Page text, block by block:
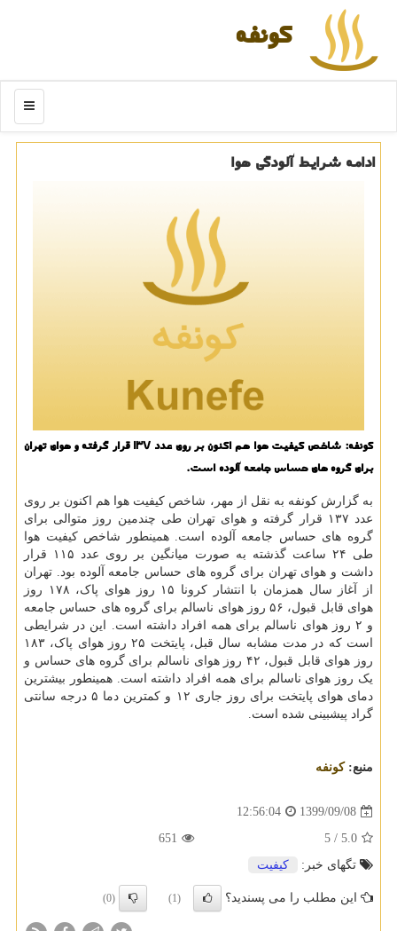
كونفه
منو
ادامه شرایط آلودگی هوا
كونفه: شاخص كیفیت هوا هم اكنون بر روی عدد ۱۳۷ قرار گرفته و هوای تهران
برای گروه های حساس جامعه آلوده است.
به گزارش کونفه به نقل از مهر، شاخص کیفیت هوا هم اکنون بر روی
عدد ۱۳۷ قرار گرفته و هوای تهران طی چندمین روز متوالی برای
گروه های حساس جامعه آلوده است. همینطور شاخص کیفیت هوا
طی ۲۴ ساعت گذشته به صورت میانگین بر روی عدد ۱۱۵ قرار
داشت و هوای تهران برای گروه های حساس جامعه آلوده بود. تهران
از آغاز سال همزمان با انتشار کرونا ۱۵ روز هوای پاک، ۱۷۸ روز
هوای قابل قبول، ۵۶ روز هوای ناسالم برای گروه های حساس جامعه
و ۲ روز هوای ناسالم برای همه افراد داشته است. این در شرایطی
است که در مدت مشابه سال قبل، پایتخت ۲۵ روز هوای پاک، ۱۸۳
روز هوای قابل قبول، ۴۲ روز هوای ناسالم برای گروه های حساس و
یک روز هوای ناسالم برای همه افراد داشته است. همینطور بیشترین
دمای هوای پایتخت برای روز جاری ۱۲ و کمترین دما ۵ درجه سانتی
گراد پیشبینی شده است.
منبع:كونفه
1399/09/08
12:56:04
5.0
/ 5
651
تگهای خبر:
كیفیت
این مطلب را می پسندید؟ (1)
(0)